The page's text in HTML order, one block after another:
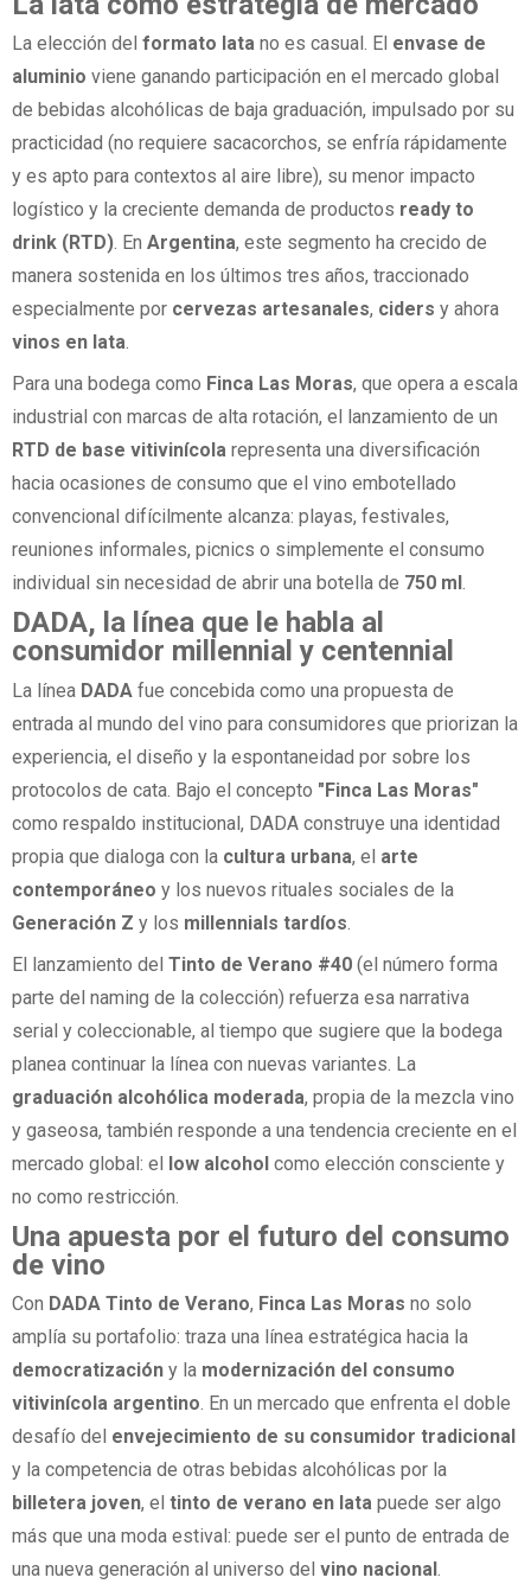
La elección del formato lata no es casual. El envase de
aluminio viene ganando participación en el mercado global
de bebidas alcohólicas de baja graduación, impulsado por su
practicidad (no requiere sacacorchos, se enfría rápidamente
y es apto para contextos al aire libre), su menor impacto
logístico y la creciente demanda de productos ready to
drink (RTD). En Argentina, este segmento ha crecido de
manera sostenida en los últimos tres años, traccionado
especialmente por cervezas artesanales, ciders y ahora
vinos en lata.
Para una bodega como Finca Las Moras, que opera a escala
industrial con marcas de alta rotación, el lanzamiento de un
RTD de base vitivinícola representa una diversificación
hacia ocasiones de consumo que el vino embotellado
convencional difícilmente alcanza: playas, festivales,
reuniones informales, picnics o simplemente el consumo
individual sin necesidad de abrir una botella de 750 ml .
DADA, la línea que le habla al
consumidor millennial y centennial
La línea DADA fue concebida como una propuesta de
entrada al mundo del vino para consumidores que priorizan la
experiencia, el diseño y la espontaneidad por sobre los
protocolos de cata. Bajo el concepto "Finca Las Moras"
como respaldo institucional, DADA construye una identidad
propia que dialoga con la cultura urbana, el arte
contemporáneo y los nuevos rituales sociales de la
Generación Z y los millennials tardíos
El lanzamiento del Tinto de Verano #40 (el número forma
parte del naming de la colección) refuerza esa narrativa
serial y coleccionable, al tiempo que sugiere que la bodega
planea continuar la línea con nuevas variantes. La
graduación alcohólica moderada, propia de la mezcla vino
y gaseosa, también responde a una tendencia creciente en el
mercado global: el low alcohol como elección consciente y
no como restricción.
Una apuesta por el futuro del consumo
de vino
Con DADA Tinto de Verano, Finca Las Moras no solo
amplía su portafolio: traza una línea estratégica hacia la
democratización y la modernización del consumo
vitivinícola argentino. En un mercado que enfrenta el doble
desafío del envejecimiento de su consumidor tradicional
y la competencia de otras bebidas alcohólicas por la
billetera joven, el tinto de verano en lata puede ser algo
más que una moda estival: puede ser el punto de entrada de
una nueva generación al universo del vino nacional .